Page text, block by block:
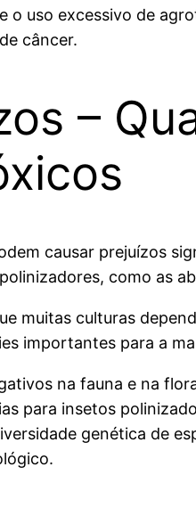
o uso excessivo de
câncer.
–
causar prejuízos
como as
muitas culturas
importantes para a
na fauna e na
para insetos
genética de